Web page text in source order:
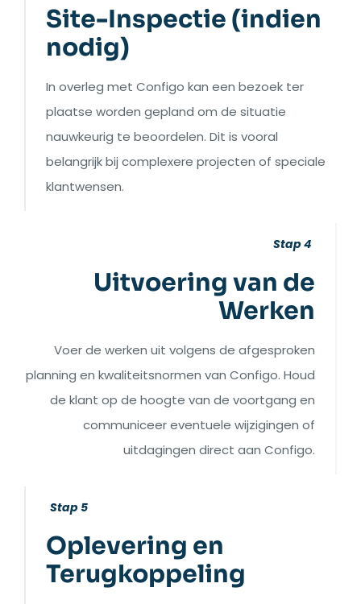
Site-Inspectie (indien
nodig)
In overleg met Configo kan een bezoek ter
plaatse worden gepland om de situatie
nauwkeurig te beoordelen. Dit is vooral
belangrijk bij complexere projecten of speciale
klantwensen.
Stap 4
Uitvoering van de
Werken
Voer de werken uit volgens de afgesproken
planning en kwaliteitsnormen van Configo. Houd
de klant op de hoogte van de voortgang en
communiceer eventuele wijzigingen of
uitdagingen direct aan Configo.
Stap 5
Oplevering en
Terugkoppeling